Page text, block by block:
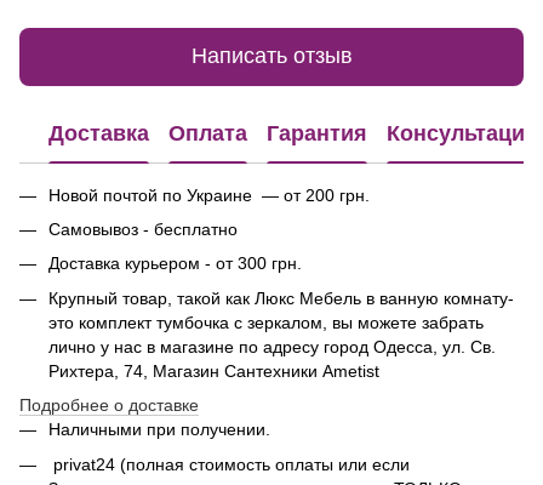
Написать отзыв
Доставка Оплата Гарантия Консультация
Новой почтой по Украине — от 200 грн.
Самовывоз - бесплатно
Доставка курьером - от 300 грн.
Крупный товар, такой как Люкс Мебель в ванную комнату-
это комплект тумбочка с зеркалом, вы можете забрать
лично у нас в магазине по адресу город Одесса, ул. Св.
Рихтера, 74, Магазин Сантехники Ametist
Подробнее о доставке
Наличными при получении.
privat24 (полная стоимость оплаты или если